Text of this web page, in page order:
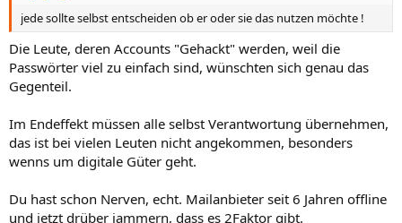
jede sollte selbst entscheiden ob er oder sie das nutzen möchte !
Die Leute, deren Accounts "Gehackt" werden, weil die
Passwörter viel zu einfach sind, wünschten sich genau das
Gegenteil.
Im Endeffekt müssen alle selbst Verantwortung übernehmen,
das ist bei vielen Leuten nicht angekommen, besonders
wenns um digitale Güter geht.
Du hast schon Nerven, echt. Mailanbieter seit 6 Jahren offline
und jetzt drüber jammern, dass es 2Faktor gibt.